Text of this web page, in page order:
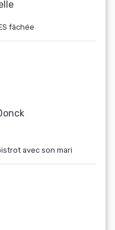
fâchée
avec son mari